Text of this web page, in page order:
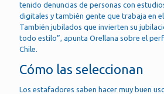
tenido denuncias de personas con
digitales y también gente que trabaja en
También jubilados que invierten su
todo estilo”, apunta Orellana sobre el
Chile.
Cómo las seleccionan
Los estafadores saben hacer muy buen